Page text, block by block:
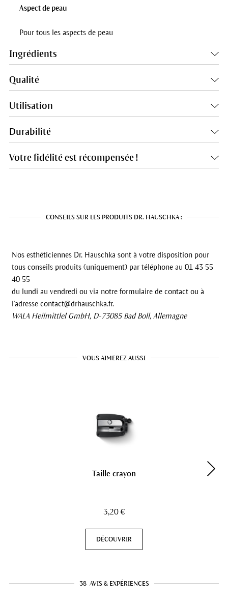
Aspect de peau
Pour tous les aspects de peau
Ingrédients
Qualité
Utilisation
Durabilité
Votre fidélité est récompensée !
CONSEILS SUR LES PRODUITS DR. HAUSCHKA :
Nos esthéticiennes Dr. Hauschka sont à votre disposition pour
tous conseils produits (uniquement) par téléphone au 01 43 55
40 55
du lundi au vendredi ou via notre formulaire de contact ou à
l'adresse contact@drhauschka.fr.
WALA Heilmittlel GmbH, D-73085 Bad Boll, Allemagne
VOUS AIMEREZ AUSSI
Taille crayon
3,20 €
DÉCOUVRIR
38 AVIS & EXPÉRIENCES